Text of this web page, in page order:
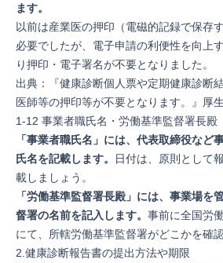
ます。
以前は産業医の押印（電磁的記録で保存
必要でしたが、電子申請の利便性を向上
り押印・電子署名が不要となりました。
出典：『健康診断個人票や定期健康診断
医師等の押印等が不要となります。
』厚
1-12 事業者職氏名・労働基準監督署長殿
「事業者職氏名」には、代表取締役など
氏名を記載します。
日付は、原則として
載しましょう。
「労働基準監督署長殿」には、事業場を
督署の名前を記入します。 事前に全国労
にて、所轄労働基準監督署がどこかを確
2.健康診断報告書の提出方法や期限